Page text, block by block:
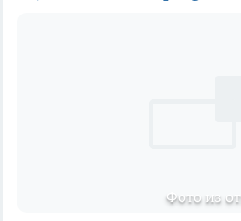
Фото из